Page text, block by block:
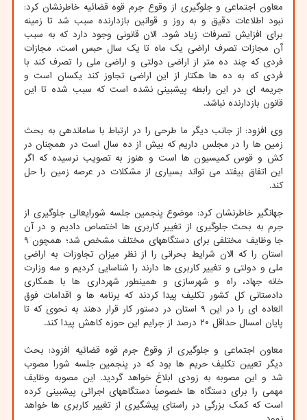
معاون اجتماعی و جلوگیری از وقوع جرم قوه قضائیه خاطرنشان کرد:
نبود اطلاعات دقیق و به روز و قوانین بازدارنده سبب شد تا زمینه
برای افزایش تصرفات زیاد شود. الان قانونی وجود دارد که به سبب
آن مجازات تصرف اراضی یک ماه تا یک سال حبس است، مجازات
فردی که چند ده متر از اراضی دولتی و اراضی ملی را تصرف کند با
فردی که به ده ها هکتار از این اراضی تجاوز کند یکسان است و
جریمه ای در این رابطه پیشبینی نشده است که سبب شده تا این
قانون بازدارنده نباشد.
وی افزود: از جانب دیگر ما طرحی را در ارتباط با ساماندهی به بحث
زمین ها را در مجلس داریم که بیش از ده سال است در همچنان در
کش و قوس کمیسیون ها است و هنوز به تصویب نرسیده که اگر
این اتفاق بیفتد می تواند بسیاری از مشکلات در عرصه زمین را حل
کند.
جهانگیر خاطرنشان کرد: موضوع پنجمین جلسه شورایعالی جلوگیری از
جرم به بحث جلوگیری از تغییر کاربری ها اختصاص دادیم و در آن
جا وظایف مختلفی برای دستگاههای مختلف مشخص شد؛ همچون ۹
استان را که الان شرایط بحرانی را از نظر میزان تجاوزات به اراضی
ملی و دولتی و تغییر کاربری ها دارند را شناسایی کردیم و سه وزارت
خانه جهاد، راه و شهرسازی و همینطور شهرداری ها با همکاری
دادستانی کل کشور تکلیف پیدا کردند که برنامه ها و اقدامات فوق
العاده ای را در این ۹ استان در دستور کار قرار دهند به نحوی که تا
پایان امسال حداقل ۲۰ درصد از جرایم این حوزه کاهش پیدا کند.
معاون اجتماعی و جلوگیری از وقوع جرم قوه قضائیه افزود: بحث
دیگر تعیین تکلیف حریم ها بود که در پنجمین جلسه شورا مصوب
شد و این مصوبه به زودی ابلاغ خواهد گردید. این مصوبه وظایف
مهمی را برای دستگاه ها خصوصاً دستگاههای اجرائی پیشبینی کرده
است که کمک بزرگی در راستای پیشگیری از تغییر کاربری ها خواهد